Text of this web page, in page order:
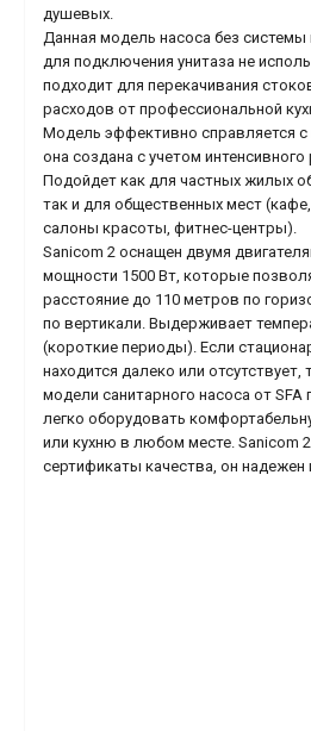
душевых.
Данная модель насоса без системы
для подключения унитаза не
подходит для перекачивания
расходов от профессиональной
Модель эффективно справляется с
она создана с учетом
Подойдет как для частных жилых
так и для общественных мест
салоны красоты, фитнес-центры).
Sanicom 2 оснащен двумя
мощности 1500 Вт, которые
расстояние до 110 метров по
по вертикали. Выдерживает
(короткие периоды). Если
находится далеко или отсутствует,
модели санитарного насоса от
легко оборудовать
или кухню в любом месте. Sanicom
сертификаты качества, он